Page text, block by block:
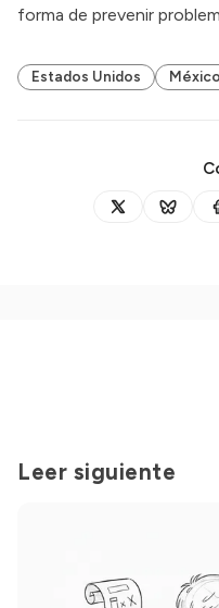
forma de prevenir
Estados Unidos México
Leer siguiente